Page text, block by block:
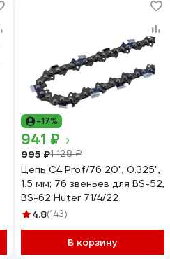
-17%
941 ₽
995 ₽1 128 ₽
Цепь C4 Prof/76 20", 0.325",
1.5 мм; 76 звеньев для BS-52,
BS-62 Huter 71/4/22
4.8(143)
В корзину